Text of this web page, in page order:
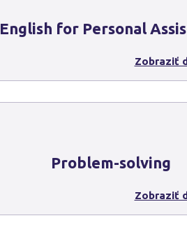
English for Personal
Zobraziť
Problem-solving
Zobraziť